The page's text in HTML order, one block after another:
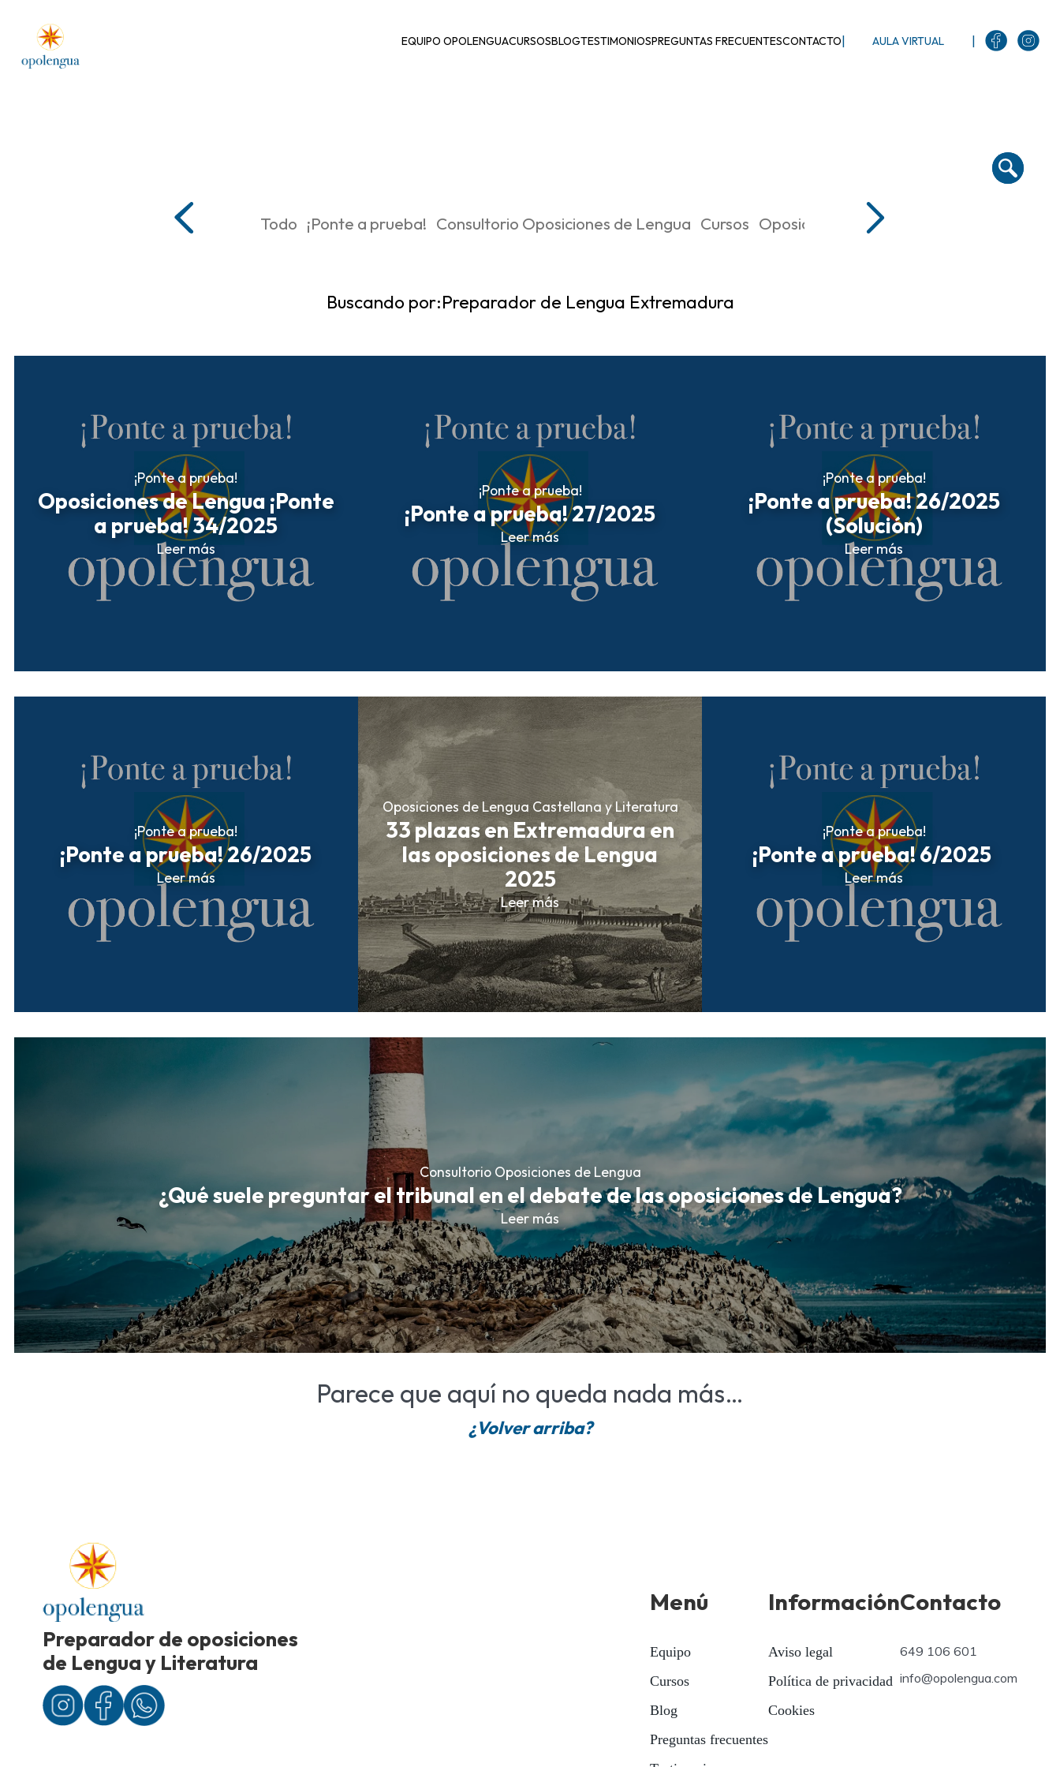
EQUIPO OPOLENGUACURSOSBLOGTESTIMONIOSPREGUNTAS FRECUENTESCONTACTO| AULA VIRTUAL |
Todo ¡Ponte a prueba! Consultorio Oposiciones de Lengua Cursos Oposiciones de Lengua Castellana y
Buscando por:Preparador de Lengua Extremadura
¡Ponte a prueba!
Oposiciones de Lengua ¡Ponte
a prueba! 34/2025
Leer más
¡Ponte a prueba!
¡Ponte a prueba! 27/2025
Leer más
¡Ponte a prueba!
¡Ponte a prueba! 26/2025
(Solución)
Leer más
¡Ponte a prueba!
¡Ponte a prueba! 26/2025
Leer más
Oposiciones de Lengua Castellana y Literatura
33 plazas en Extremadura en
las oposiciones de Lengua
2025
Leer más
¡Ponte a prueba!
¡Ponte a prueba! 6/2025
Leer más
Consultorio Oposiciones de Lengua
¿Qué suele preguntar el tribunal en el debate de las oposiciones de Lengua?
Leer más
Parece que aquí no queda nada más…
¿Volver arriba?
Preparador de oposiciones
de Lengua y Literatura
Menú
Equipo
Cursos
Blog
Preguntas frecuentes
Información
Aviso legal
Política de privacidad
Cookies
Contacto
649 106 601
info@opolengua.com